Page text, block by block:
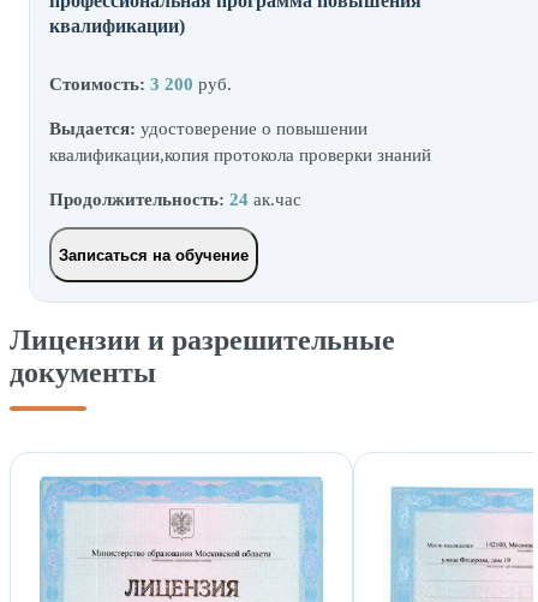
квалификации)
Стоимость: 3 200 руб.
Выдается: удостоверение о повышении
квалификации,копия протокола проверки знаний
Продолжительность: 24 ак.час
Записаться на обучение
Лицензии и разрешительные
документы